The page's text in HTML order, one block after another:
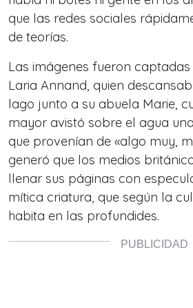
que las redes sociales
de teorías.
Las imágenes fueron
Laria Annand, quien
lago junto a su abuela Marie,
mayor avistó sobre el agua
que provenían de «algo muy,
generó que los medios
llenar sus páginas con
mítica criatura, que según la
habita en las profundides.